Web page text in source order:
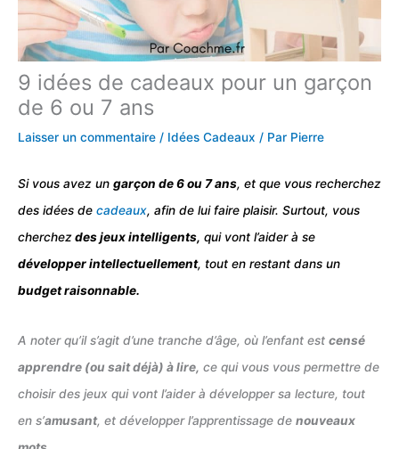
9 idées de cadeaux pour un garçon
de 6 ou 7 ans
Laisser un commentaire / Idées Cadeaux / Par Pierre
Si vous avez un garçon de 6 ou 7 ans, et que vous recherchez
des idées de cadeaux, afin de lui faire plaisir. Surtout, vous
cherchezdes jeux intelligents, qui vont l’aider à se
développer intellectuellement, tout en restant dans un
budget raisonnable.
A noter qu’il s’agit d’une tranche d’âge, où l’enfant est censé
apprendre (ou sait déjà) à lire, ce qui vous vous permettre de
choisir des jeux qui vont l’aider à développer sa lecture, tout
en s’amusant, et développer l’apprentissage de nouveaux